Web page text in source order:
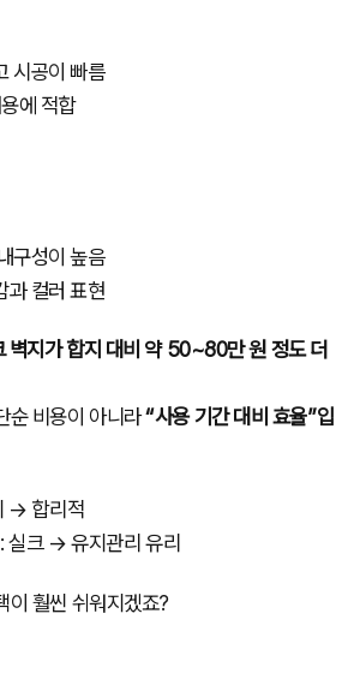
시공이 빠름
에 적합
구성이 높음
과 컬러 표현
벽지가 합지 대비 약 50~80만 원 정도 더
순 비용이 아니라“사용 기간 대비 효율”입
→ 합리적
실크 → 유지관리 유리
이 훨씬 쉬워지겠죠?